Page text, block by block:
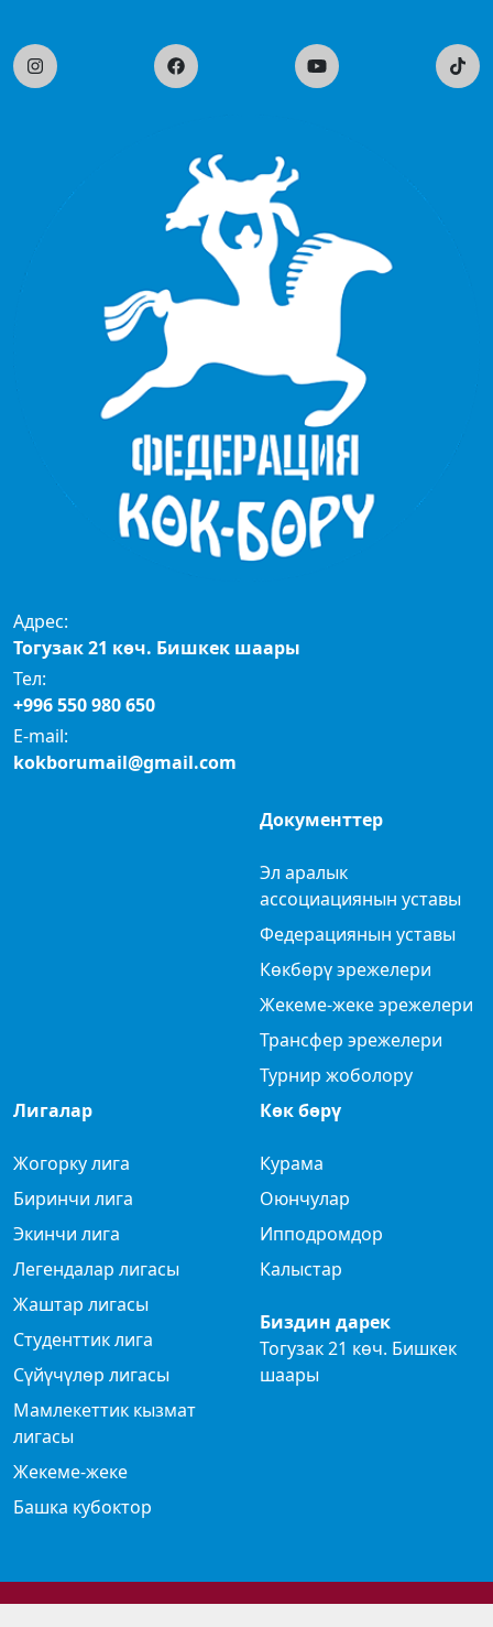
Адрес:
Тогузак 21 көч. Бишкек шаары
Тел:
+996 550 980 650
E-mail:
kokborumail@gmail.com
Документтер
Эл аралык
ассоциациянын уставы
Федерациянын уставы
Көкбөрү эрежелери
Жекеме-жеке эрежелери
Трансфер эрежелери
Турнир жоболору
Лигалар
Жогорку лига
Биринчи лига
Экинчи лига
Легендалар лигасы
Жаштар лигасы
Студенттик лига
Сүйүчүлөр лигасы
Мамлекеттик кызмат
лигасы
Жекеме-жеке
Башка кубоктор
Көк бөрү
Курама
Оюнчулар
Ипподромдор
Калыстар
Биздин дарек
Тогузак 21 көч. Бишкек
шаары